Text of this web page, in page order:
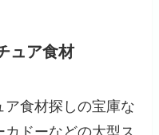
ュア食材
食材探しの宝庫な